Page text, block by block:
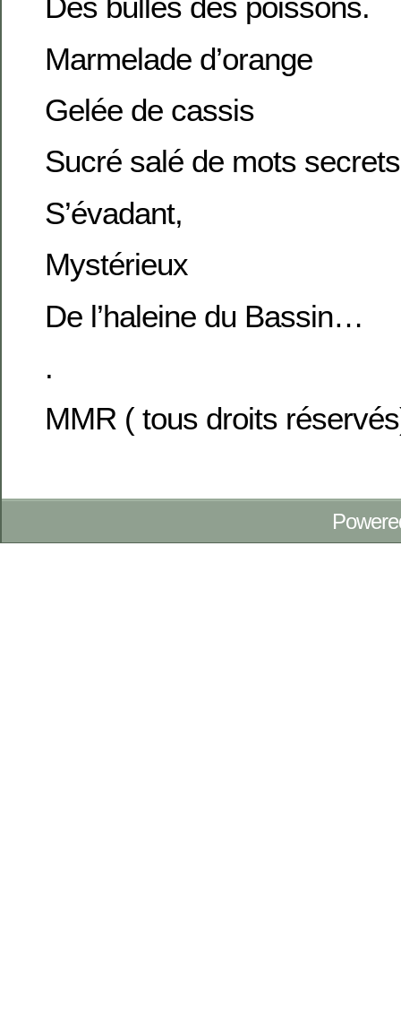
Marmelade d’orange
Gelée de cassis
Sucré salé de mots secrets
S’évadant,
Mystérieux
De l’haleine du Bassin…
.
MMR ( tous droits